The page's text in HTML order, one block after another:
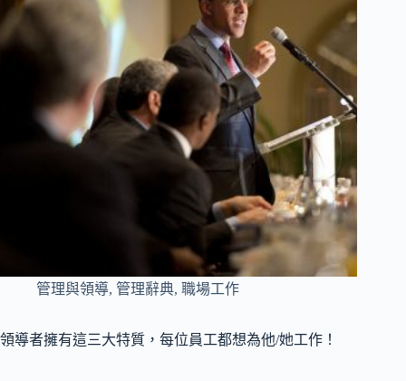
管理與領導, 管理辭典, 職場工作
領導者擁有這三大特質，每位員工都想為他/她工作！